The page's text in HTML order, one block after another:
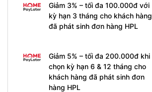
Giảm 3% – tối đa 100.000đ với
kỳ hạn 3 tháng cho khách hàng
đã phát sinh đơn hàng HPL
Giảm 5% – tối đa 200.000đ khi
chọn kỳ hạn 6 & 12 tháng cho
khách hàng đã phát sinh đơn
hàng HPL